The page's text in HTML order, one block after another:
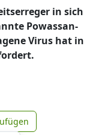
in sich
Powassan-
Virus hat in
Google